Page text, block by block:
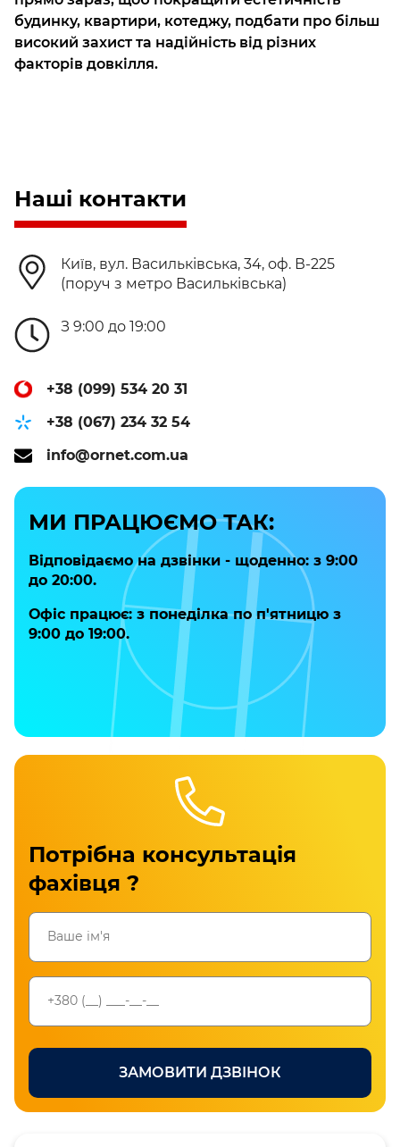
будинку, квартири, котеджу, подбати про більш
високий захист та надійність від різних
факторів довкілля.
Наші контакти
Київ, вул. Васильківська, 34, оф. В-225
(поруч з метро Васильківська)
З 9:00 до 19:00
+38 (099) 534 20 31
+38 (067) 234 32 54
info@ornet.com.ua
МИ ПРАЦЮЄМО ТАК:
Відповідаємо на дзвінки - щоденно: з 9:00
до 20:00.
Офіс працює: з понеділка по п'ятницю з
9:00 до 19:00.
Потрібна консультація
фахівця ?
ЗАМОВИТИ ДЗВІНОК